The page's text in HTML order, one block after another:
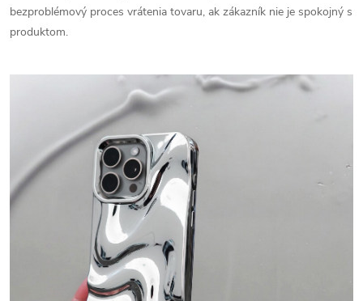
bezproblémový proces vrátenia tovaru, ak zákazník nie je spokojný s
produktom.